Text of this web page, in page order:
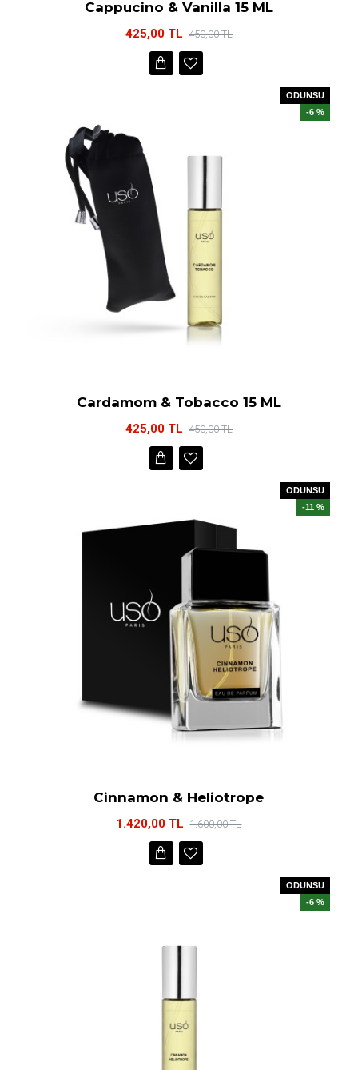
Cappucino & Vanilla 15 ML
425,00 TL 450,00 TL
ODUNSU
-6 %
Cardamom & Tobacco 15 ML
425,00 TL 450,00 TL
ODUNSU
-11 %
Cinnamon & Heliotrope
1.420,00 TL 1.600,00 TL
ODUNSU
-6 %